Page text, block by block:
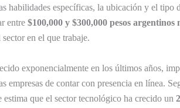
habilidades específicas, la ubicación y el tipo
entre $100,000 y $300,000 pesos argentinos
en el que trabaje.
exponencialmente en los últimos años,
empresas de contar con presencia en línea.
estima que el sector tecnológico ha crecido un